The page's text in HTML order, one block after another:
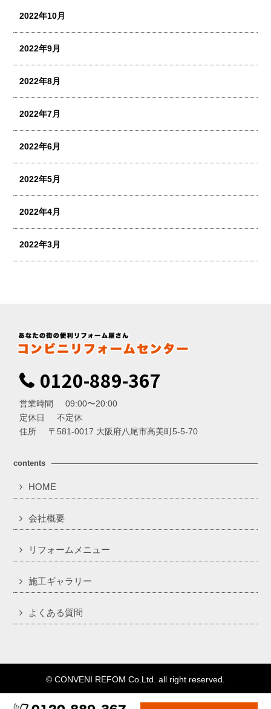
2022年10月
2022年9月
2022年8月
2022年7月
2022年6月
2022年5月
2022年4月
2022年3月
0120-889-367
営業時間
09:00〜20:00
定休日
不定休
住所
〒581-0017 大阪府八尾市高美町5-5-70
contents
HOME
会社概要
リフォームメニュー
施工ギャラリー
よくある質問
© CONVENI REFOM Co.Ltd. all right reserved.